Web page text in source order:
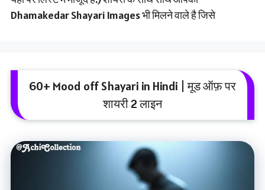
Dhamakedar Shayari Images भी मिलने वाले है जिसे
60+ Mood off Shayari in Hindi | मूड ऑफ़ पर
शायरी 2 लाइन